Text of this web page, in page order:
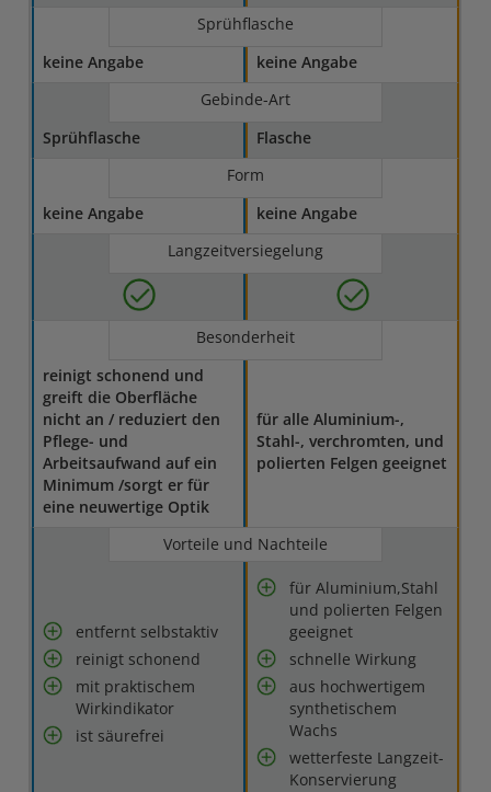
Sprühflasche
keine Angabe
keine Angabe
Gebinde-Art
Sprühflasche
Flasche
Form
keine Angabe
keine Angabe
Langzeitversiegelung
Besonderheit
reinigt schonend und
greift die Oberfläche
nicht an / reduziert den
Pflege- und
Arbeitsaufwand auf ein
Minimum /sorgt er für
eine neuwertige Optik
für alle Aluminium-,
Stahl-, verchromten, und
polierten Felgen geeignet
Vorteile und Nachteile
entfernt selbstaktiv
reinigt schonend
mit praktischem
Wirkindikator
ist säurefrei
für Aluminium,Stahl
und polierten Felgen
geeignet
schnelle Wirkung
aus hochwertigem
synthetischem
Wachs
wetterfeste Langzeit-
Konservierung